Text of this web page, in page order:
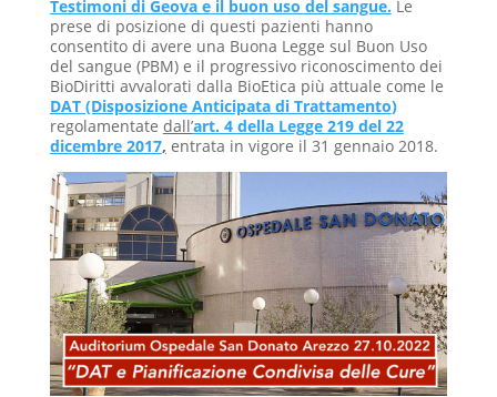
Testimoni di Geova e il buon uso del sangue. Le
prese di posizione di questi pazienti hanno
consentito di avere una Buona Legge sul Buon Uso
del sangue (PBM) e il progressivo riconoscimento dei
BioDiritti avvalorati dalla BioEtica più attuale come le
DAT (Disposizione Anticipata di Trattamento)
regolamentate dall’art. 4 della Legge 219 del 22
dicembre 2017, entrata in vigore il 31 gennaio 2018.